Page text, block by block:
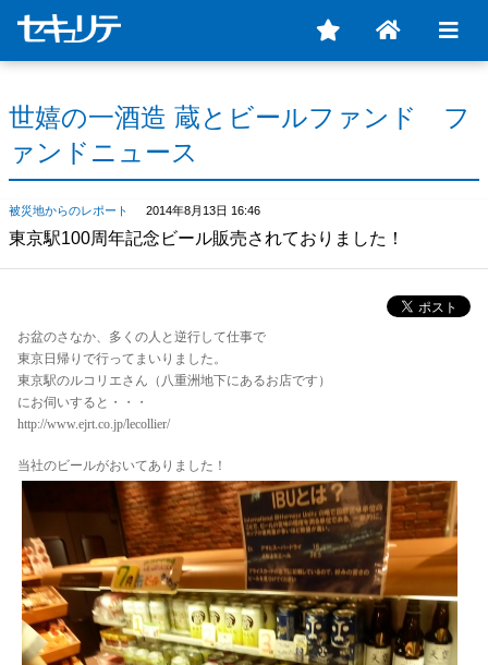
世嬉の一酒造 蔵とビールファンド フ
ァンドニュース
被災地からのレポート 2014年8月13日 16:46
東京駅100周年記念ビール販売されておりました！
お盆のさなか、多くの人と逆行して仕事で
東京日帰りで行ってまいりました。
東京駅のルコリエさん（八重洲地下にあるお店です）
にお伺いすると・・・
http://www.ejrt.co.jp/lecollier/
当社のビールがおいてありました！